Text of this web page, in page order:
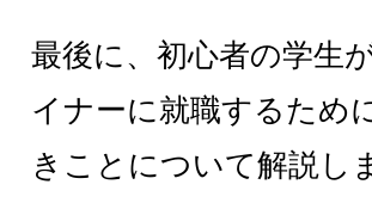
最後に、初心者の学生
イナーに就職するため
きことについて解説し